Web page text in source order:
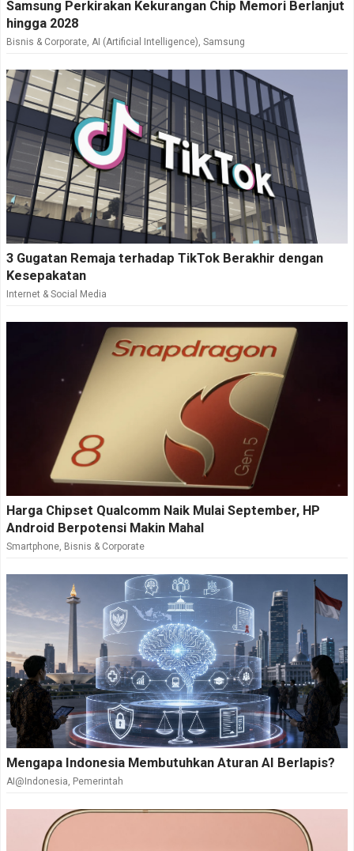
Samsung Perkirakan Kekurangan Chip Memori Berlanjut
hingga 2028
Bisnis & Corporate, AI (Artificial Intelligence), Samsung
3 Gugatan Remaja terhadap TikTok Berakhir dengan
Kesepakatan
Internet & Social Media
Harga Chipset Qualcomm Naik Mulai September, HP
Android Berpotensi Makin Mahal
Smartphone, Bisnis & Corporate
Mengapa Indonesia Membutuhkan Aturan AI Berlapis?
AI@Indonesia, Pemerintah